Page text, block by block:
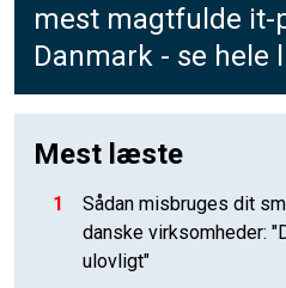
mest magtfulde it-
Danmark - se hele
Mest læste
1
Sådan misbruges dit
danske virksomheder:
ulovligt"